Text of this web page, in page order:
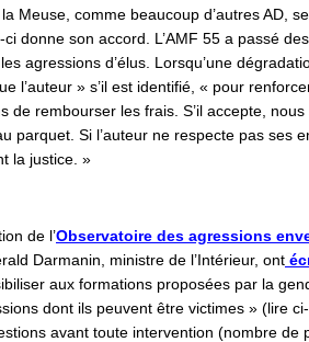
Meuse, comme beaucoup d’autres AD,
donne son accord. L’AMF 55 a passé
agressions d’élus. Lorsqu’une
l’auteur » s’il est identifié, « pour
de rembourser les frais. S’il accepte,
parquet. Si l’auteur ne respecte pas ses
la justice. »
de l’Observatoire des agressions
Darmanin, ministre de l’Intérieur, ont
aux formations proposées par la
dont ils peuvent être victimes » (lire
avant toute intervention (nombre de